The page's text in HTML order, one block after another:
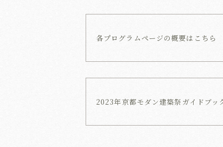
各プログラム ページの概要は こちら
2023年京都モダン建築祭 ガイドブッ